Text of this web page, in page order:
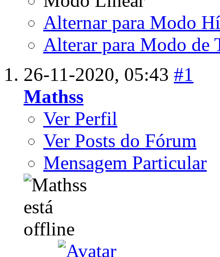
Alternar para Modo
Alterar para Modo de
26-11-2020, 05:43 #1
Mathss
Ver Perfil
Ver Posts do Fórum
Mensagem Particular